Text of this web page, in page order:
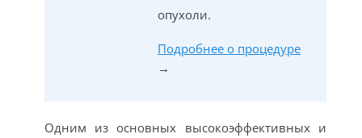
опухоли.
Подробнее о процедуре
→
Одним из основных высокоэффективных и